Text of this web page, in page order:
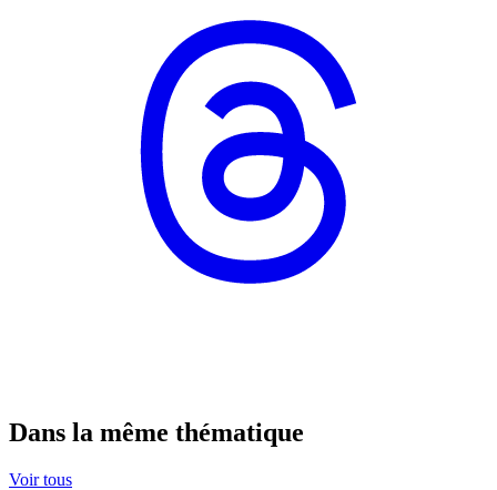
Dans la même thématique
Voir tous